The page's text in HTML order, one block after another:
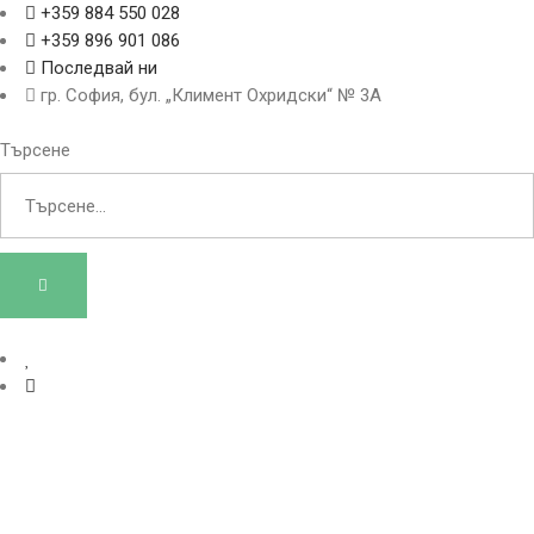
+359 884 550 028
+359 896 901 086
Последвай ни
гр. София, бул. „Климент Охридски“ № 3A
Търсене